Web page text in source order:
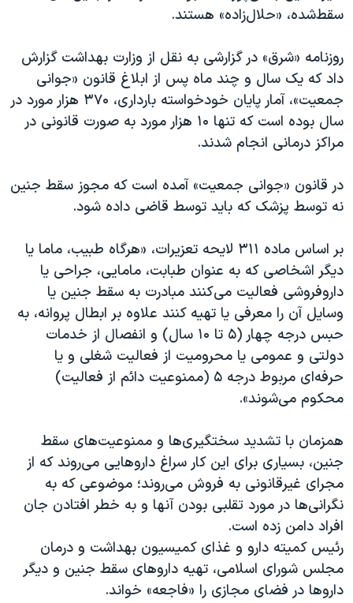
سقط‌شده، «حلال‌زاده» هستند.
روزنامه «شرق» در گزارشی به نقل از وزارت بهداشت گزارش
داد که یک سال و چند ماه پس از ابلاغ قانون «جوانی
جمعیت»، آمار پایان خودخواسته بارداری، ۳۷۰ هزار مورد در
سال بوده است که تنها ۱۰ هزار مورد به صورت قانونی در
مراکز درمانی انجام شدند.
در قانون «جوانی جمعیت» آمده است که مجوز سقط جنین
نه توسط پزشک که باید توسط قاضی داده شود.
بر اساس ماده ۳۱۱ لایحه تعزیرات، «هرگاه طبیب، ماما یا
دیگر اشخاصی که به عنوان طبابت، مامایی، جراحی یا
داروفروشی فعالیت می‌کنند مبادرت به سقط جنین یا
وسایل آن را معرفی یا تهیه کنند علاوه بر ابطال پروانه، به
حبس درجه چهار (۵ تا ۱۰ سال) و انفصال از خدمات
دولتی و عمومی یا محرومیت از فعالیت شغلی و یا
حرفه‌ای مربوط درجه ۵ (ممنوعیت دائم از فعالیت)
محکوم می‌شوند».
همزمان با تشدید سختگیری‌ها و ممنوعیت‌های سقط
جنین، بسیاری برای این کار سراغ داروهایی می‌روند که از
مجرای غیرقانونی به فروش می‌روند؛ موضوعی که به
نگرانی‌ها در مورد تقلبی بودن آنها و به خطر افتادن جان
افراد دامن زده است.
رئیس کمیته دارو و غذای کمیسیون بهداشت و درمان
مجلس شورای اسلامی، تهیه داروهای سقط جنین و دیگر
داروها در فضای مجازی را «فاجعه» خواند.